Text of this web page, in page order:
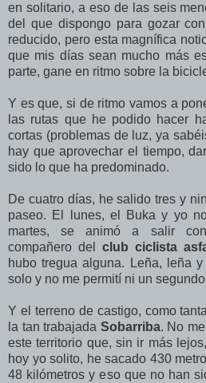
en solitario, a eso de las seis
del que dispongo para gozar
reducido, pero esta magnífica
que mis días sean mucho más
parte, gane en ritmo sobre la
Y es que, si de ritmo vamos a
las rutas que he podido hacer
cortas (problemas de luz, ya
hay que aprovechar el tiempo,
sido lo que ha predominado.
De cuatro días, he salido tres y
paseo. El lunes, el Buka y yo
martes, se animó a salir
compañero del club ciclista
hubo tregua alguna. Leña, leña
solo y no me permití ni un
Y el terreno de castigo, como
la tan trabajada Sobarriba. No
este territorio que, sin ir más
hoy yo solito, he sacado 430
48 kilómetros y eso que no han